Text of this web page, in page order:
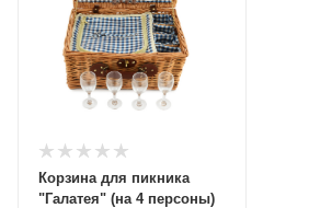
Корзина для пикника
"Галатея" (на 4 персоны)